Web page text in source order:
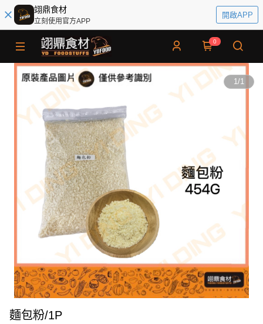
翊鼎食材
立刻使用官方APP
開啟APP
0
1/1
麵包粉/1P